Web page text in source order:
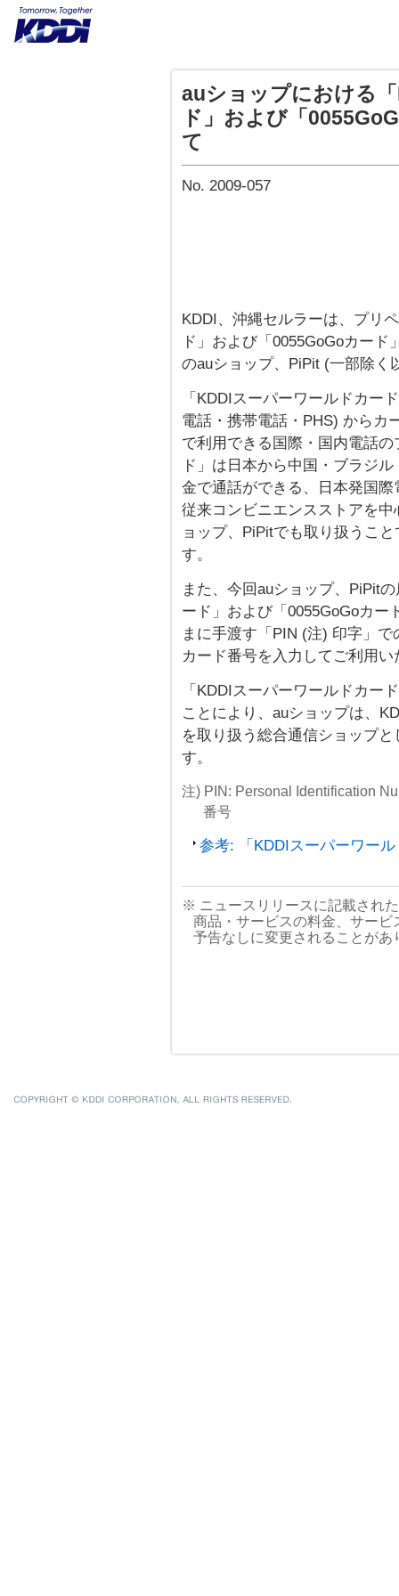
auショップにおける
ド」および「
て
No. 2009-057
KDDI、沖縄セルラーは、プリ
ド」および「0055GoGoカー
のauショップ、PiPit (一部除く
「KDDIスーパーワールドカー
電話・携帯電話・PHS) からカ
で利用できる国際・国内電話
ド」は日本から中国・ブラジ
金で通話ができる、日本発国
従来コンビニエンスストアを
ョップ、PiPitでも取り扱うこ
す。
また、今回auショップ、PiPit
ード」および「0055GoGoカ
まに手渡す「PIN (注) 印字」
カード番号を入力してご利用い
「KDDIスーパーワールドカー
ことにより、auショップは、
を取り扱う総合通信ショップ
す。
注) PIN: Personal Identification
番号
参考: 「KDDIスーパーワー
※ ニュースリリースに記載され
商品・サービスの料金、サー
予告なしに変更されることが